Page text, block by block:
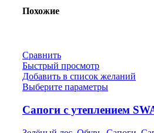
Похожие
Сравнить
Быстрый просмотр
Добавить в список желаний
Выберите параметры
Сапоги с утеплением